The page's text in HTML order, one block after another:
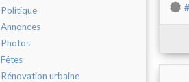
Politique
Annonces
Photos
Fêtes
Rénovation urbaine